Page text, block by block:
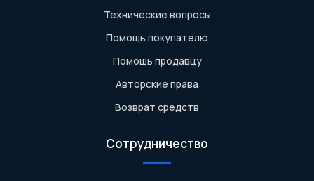
Технические вопросы
Помощь покупателю
Помощь продавцу
Авторские права
Возврат средств
Сотрудничество